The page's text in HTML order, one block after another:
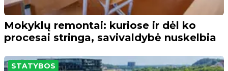
Mokyklų remontai: kuriose ir dėl ko
procesai stringa, savivaldybė nuskelbia
STATYBOS